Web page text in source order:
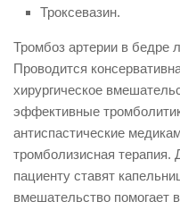
Троксевазин.
Тромбоз артерии в бедре
Проводится
хирургическое
эффективные
антиспастические
тромболизисная терапия.
пациенту ставят
вмешательство помогает